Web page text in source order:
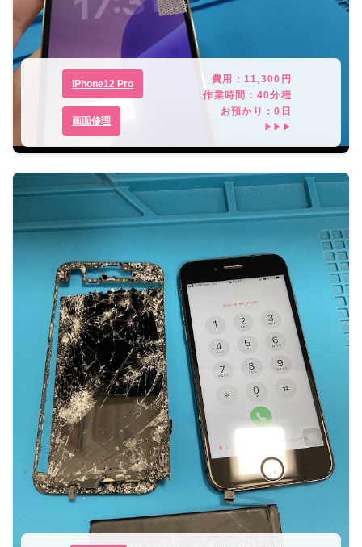
iPhone12 Pro
画面修理
費用： 11,300 円
作業時間： 40分程
お預かり：0 日
▶▶▶